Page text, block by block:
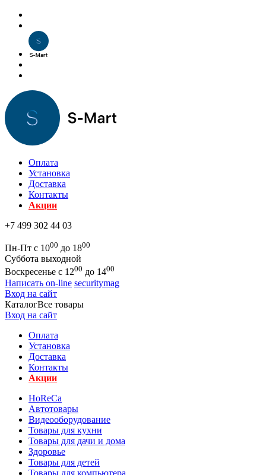
Оплата
Установка
Доставка
Контакты
Акции
+7 499 302 44 03
Пн-Пт с 1000 до 1800
Суббота выходной
Воскресенье с 1200 до 1400
Написать on-line securitymag
Вход на сайт
КаталогВсе товары
Вход на сайт
Оплата
Установка
Доставка
Контакты
Акции
HoReCa
Автотовары
Видеооборудование
Товары для кухни
Товары для дачи и дома
Здоровье
Товары для детей
Товары для компьютера